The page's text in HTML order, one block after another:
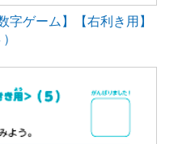
字ゲーム】【右利き用】